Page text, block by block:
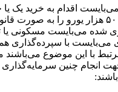
اقدام به خرید یک یا
وسیله مبلغ ۵۰۰ هزار یورو را به
شده می‌بایست مسکونی یا
می‌بایست با سپرده‌گذاری
با این موضوع می‌باشند
انجام چنین سرمایه‌گذاری